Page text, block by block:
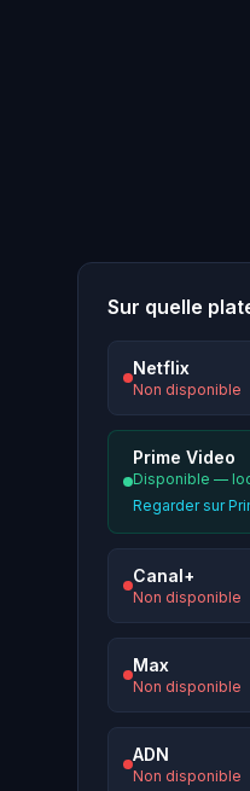
Sur quelle
Netflix
Non disponible
Prime Video
Disponible —
Regarder sur
Canal+
Non disponible
Max
Non disponible
ADN
Non disponible